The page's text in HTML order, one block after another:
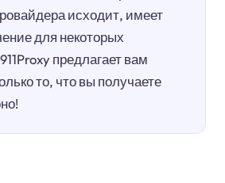
исходит, имеет
для некоторых
предлагает вам
то, что вы получаете